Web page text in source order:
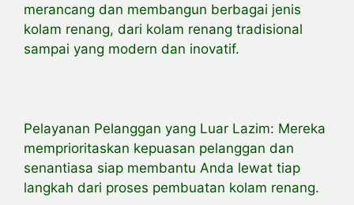
merancang dan membangun berbagai jenis
kolam renang, dari kolam renang tradisional
sampai yang modern dan inovatif.
Pelayanan Pelanggan yang Luar Lazim: Mereka
memprioritaskan kepuasan pelanggan dan
senantiasa siap membantu Anda lewat tiap
langkah dari proses pembuatan kolam renang.